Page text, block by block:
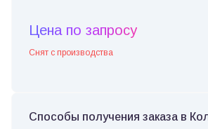
Цена по запросу
Снят с производства
Способы получения заказа в